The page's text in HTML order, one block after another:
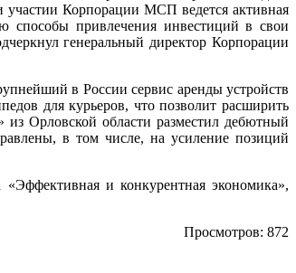
участии Корпорации МСП ведется активная
способы привлечения инвестиций в свои
генеральный директор Корпорации
в России сервис аренды устройств
для курьеров, что позволит расширить
Орловской области разместил дебютный
в том числе, на усиление позиций
и конкурентная экономика»,
Просмотров: 872